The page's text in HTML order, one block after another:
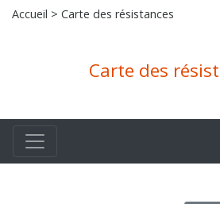
Accueil > Carte des résistances
Carte des